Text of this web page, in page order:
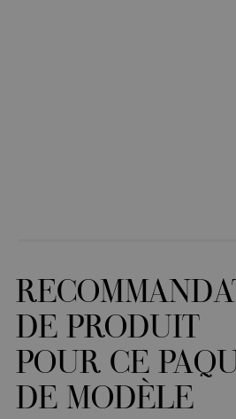
DE PRODUIT
POUR CE
DE MODÈLE